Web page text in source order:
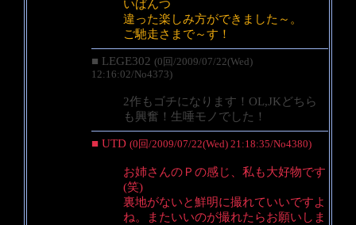
いぱんつ
違った楽しみ方ができました～。
ご馳走さまで～す！
■ LEGE302 (0回/2009/07/22(Wed)
12:16:02/No4373)
2作もゴチになります！OL,JKどちら
も興奮！生唾モノでした！
■ UTD (0回/2009/07/22(Wed) 21:18:35/No4380)
お姉さんのＰの感じ、私も大好物です
(笑)
裏地がないと鮮明に撮れていいですよ
ね。またいいのが撮れたらお願いしま